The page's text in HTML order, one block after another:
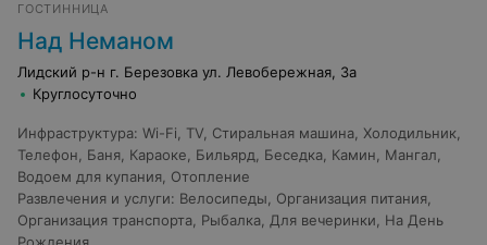
ГОСТИННИЦА
Над Неманом
Лидский р-н г. Березовка ул. Левобережная, 3а
Круглосуточно
Инфраструктура: Wi-Fi TV Стиральная машина Холодильник
Телефон
Баня Караоке Бильярд Беседка Камин Мангал
Водоем для купания Отопление
Развлечения и услуги: Велосипеды Организация питания
Организация транспорта Рыбалка Для вечеринки
На День